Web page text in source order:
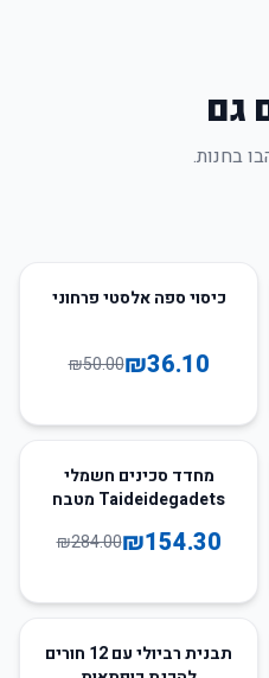
גם
בחנות.
28
כיסוי ספה אלסטי פרחוני
₪36.10
₪50.00
46מחדד סכינים חשמלי
Taideidegadets מטבח
₪154.30
₪284.00
66%
תבנית רביולי עם 12 חורים